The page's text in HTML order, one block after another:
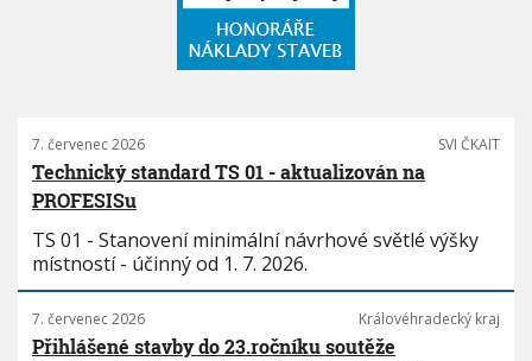
7. červenec 2026 SVI ČKAIT
Technický standard TS 01 - aktualizován na
PROFESISu
TS 01 - Stanovení minimální návrhové světlé výšky
místností - účinný od 1. 7. 2026.
7. červenec 2026 Královéhradecký kraj
Přihlášené stavby do 23.ročníku soutěže